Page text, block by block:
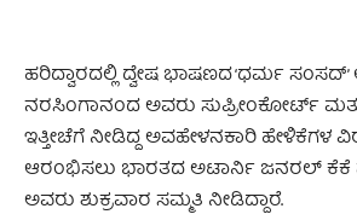
ಹರಿದ್ವಾರದಲ್ಲಿ ದ್ವೇಷ ಭಾಷಣದ ‘ಧರ್ಮ
ನರಸಿಂಗಾನಂದ ಅವರು ಸುಪ್ರೀಂಕೋರ್ಟ್
ಇತ್ತೀಚೆಗೆ ನೀಡಿದ್ದ ಅವಹೇಳನಕಾರಿ ಹೇಳಿಕೆಗಳ
ಆರಂಭಿಸಲು ಭಾರತದ ಅಟಾರ್ನಿ ಜನರಲ್
ಅವರು ಶುಕ್ರವಾರ ಸಮ್ಮತಿ ನೀಡಿದ್ದಾರೆ.